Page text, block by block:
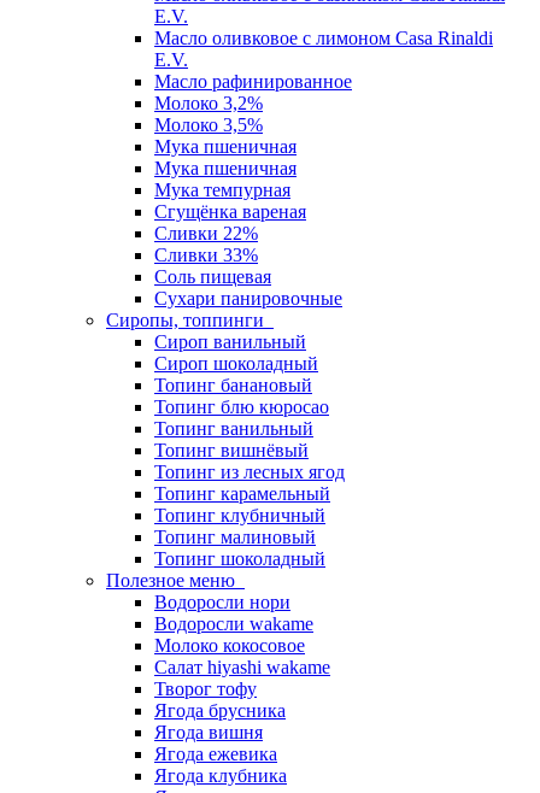
E.V.
Масло оливковое с лимоном Casa Rinaldi
E.V.
Масло рафинированное
Молоко 3,2%
Молоко 3,5%
Мука пшеничная
Мука пшеничная
Мука темпурная
Сгущёнка вареная
Сливки 22%
Сливки 33%
Соль пищевая
Сухари панировочные
Сиропы, топпинги
Сироп ванильный
Сироп шоколадный
Топинг банановый
Топинг блю кюросао
Топинг ванильный
Топинг вишнёвый
Топинг из лесных ягод
Топинг карамельный
Топинг клубничный
Топинг малиновый
Топинг шоколадный
Полезное меню
Водоросли нори
Водоросли wakame
Молоко кокосовое
Салат hiyashi wakame
Творог тофу
Ягода брусника
Ягода вишня
Ягода ежевика
Ягода клубника